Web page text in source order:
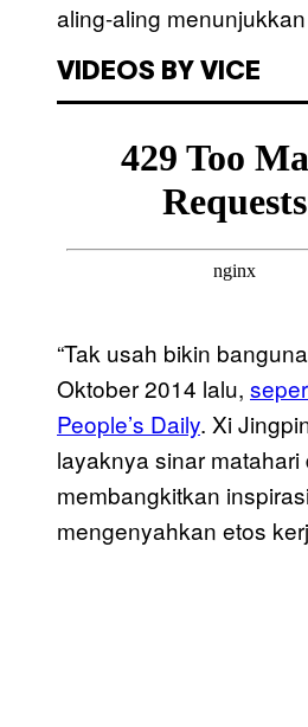
aling-aling
VIDEOS BY VICE
“Tak usah bikin
Oktober 2014 lalu,
People’s Daily. Xi
layaknya sinar
membangkitkan
mengenyahkan etos